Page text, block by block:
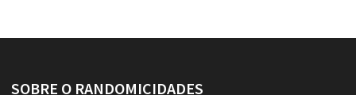
SOBRE O RANDOMICIDADES